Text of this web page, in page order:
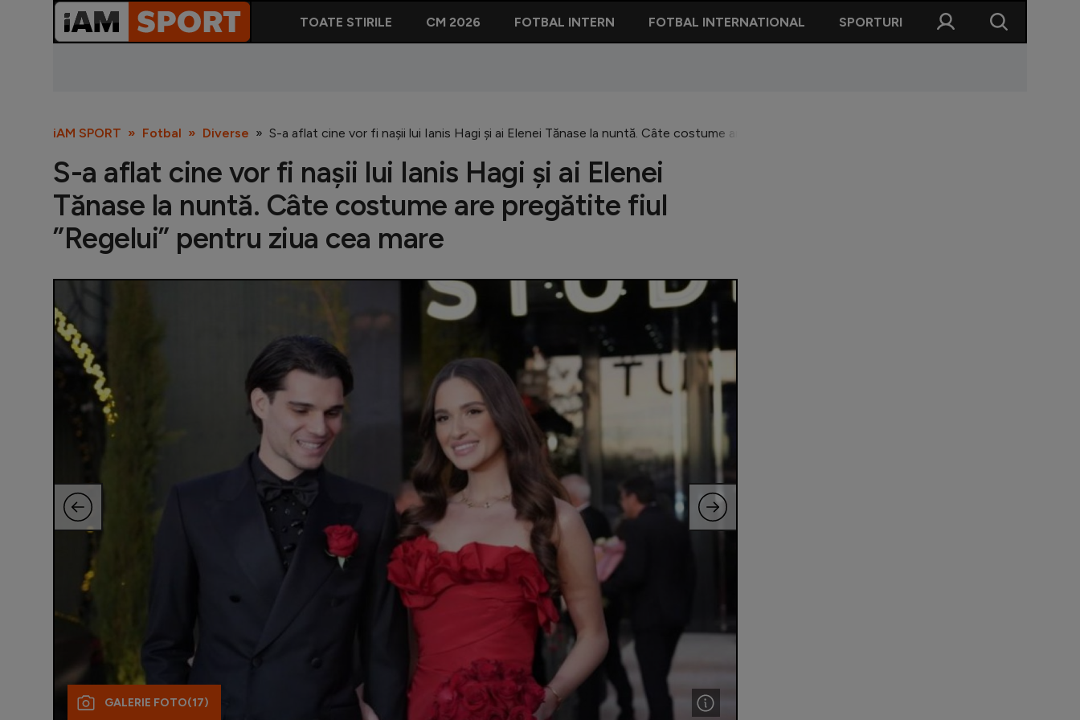
TOATE STIRILE CM 2026 FOTBAL INTERN FOTBAL INTERNATIONAL SPORTURI
iAM SPORT Fotbal Diverse S-a aflat cine vor fi nașii lui Ianis Hagi și ai Elenei Tănase la nuntă. Câte costume are pregătite fiul ”Regelui” pentru ziua cea mare
S-a aflat cine vor fi nașii lui Ianis Hagi și ai Elenei
Tănase la nuntă. Câte costume are pregătite fiul
”Regelui” pentru ziua cea mare
GALERIE FOTO(17)